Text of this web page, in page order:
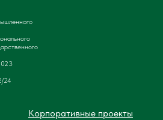
24
Корпоративные проекты